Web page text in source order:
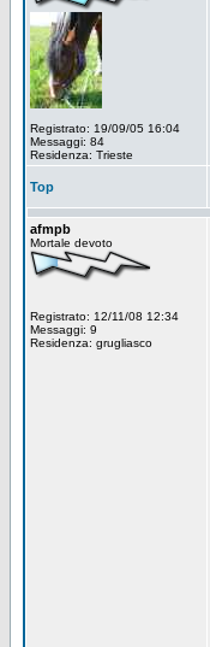
Registrato: 19/09/05 16:04
Messaggi: 84
Residenza: Trieste
Top
afmpb
Mortale devoto
Registrato: 12/11/08 12:34
Messaggi: 9
Residenza: grugliasco